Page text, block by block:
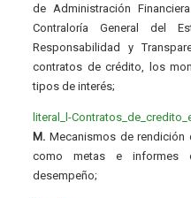
de Administración
Contraloría General del
Responsabilidad y
contratos de crédito, los
tipos de interés;
literal_l-
M. Mecanismos de rendición
como metas e informes
desempeño;